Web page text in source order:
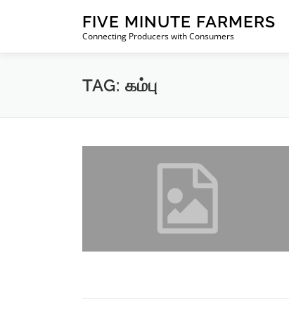
FIVE MINUTE FARMERS
Connecting Producers with Consumers
TAG: கம்பு